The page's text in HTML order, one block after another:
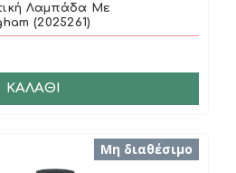
Λαμπάδα Με
(2025261)
ΚΑΛΆΘΙ
Μη διαθέσιμο